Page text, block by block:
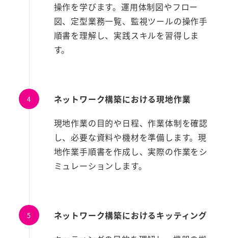
操作を学びます。運用体制図やフロー
図、定型業務一覧、監視ツールの操作手
順書を理解し、実践スキルを習得しま
す。
ネットワーク構築における現地作業
現地作業の目的や日程、作業体制を確認
し、必要な資料や機材を準備します。現
地作業手順書を作成し、実際の作業をシ
ミュレーションします。
ネットワーク構築におけるキッティング